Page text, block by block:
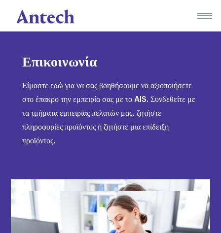
content
Επικοινωνία
Είμαστε εδώ για να σας βοηθήσουμε να αξιοποιήσετε
στο έπακρο την εμπειρία σας με το AIS. Συνδεθείτε με
τα τμήματα εμπειρίας πελατών μας, ζητήστε
πληροφορίες προϊόντος ή ζητήστε μια επίδειξη
προϊόντος.